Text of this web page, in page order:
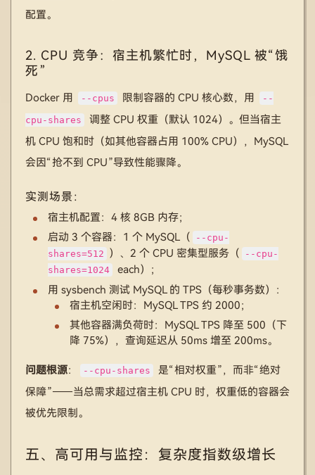
配置。
2. CPU 竞争：宿主机繁忙时，MySQL 被“饿
死”
Docker 用 --cpus 限制容器的 CPU 核心数，用 --
cpu-shares
调整 CPU 权重（默认 1024）。但当宿主
机 CPU 饱和时（如其他容器占用 100% CPU），MySQL
会因“抢不到 CPU”导致性能骤降。
实测场景：
宿主机配置：4 核 8GB 内存；
启动 3 个容器：1 个 MySQL（
--cpu-
shares=512 ）、2 个 CPU 密集型服务（
--cpu-
shares=1024
each）；
用 sysbench 测试 MySQL 的 TPS（每秒事务数）：
宿主机空闲时：MySQL TPS 约 2000；
其他容器满负荷时：MySQL TPS 降至 500（下
降 75%），查询延迟从 50ms 增至 200ms。
问题根源： --cpu-shares
是“相对权重”，而非“绝对
保障”——当总需求超过宿主机 CPU 时，权重低的容器会
被优先限制。
五、高可用与监控：复杂度指数级增长